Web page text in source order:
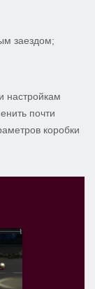
заездом;
настройкам
почти
коробки